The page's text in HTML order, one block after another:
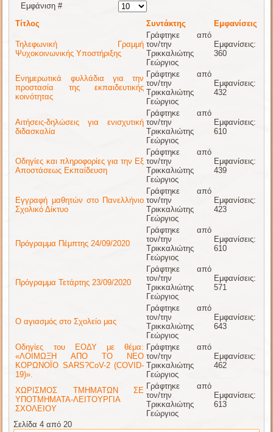
Εμφάνιση #
Τίτλος
Συντάκτης Εμφανίσεις
Τηλεφωνική Γραμμή
Ψυχοκοινωνικής Υποστήριξης
Γράφτηκε από
τον/την
Τρικκαλιώτης
Γεώργιος
Εμφανίσεις:
360
Ενημερωτικά φυλλάδια για την
προστασία της εκπαιδευτικής
κοινότητας
Γράφτηκε από
τον/την
Τρικκαλιώτης
Γεώργιος
Εμφανίσεις:
432
Αιτήσεις-δηλώσεις για ενισχυτική
διδασκαλία
Γράφτηκε από
τον/την
Τρικκαλιώτης
Γεώργιος
Εμφανίσεις:
610
Οδηγίες και πληροφορίες για την Εξ
Αποστάσεως Εκπαίδευση
Γράφτηκε από
τον/την
Τρικκαλιώτης
Γεώργιος
Εμφανίσεις:
439
Εγγραφή μαθητών στο Πανελλήνιο
Σχολικό Δίκτυο
Γράφτηκε από
τον/την
Τρικκαλιώτης
Γεώργιος
Εμφανίσεις:
423
Πρόγραμμα Πέμπτης 24/09/2020
Γράφτηκε από
τον/την
Τρικκαλιώτης
Γεώργιος
Εμφανίσεις:
610
Πρόγραμμα Τετάρτης 23/09/2020
Γράφτηκε από
τον/την
Τρικκαλιώτης
Γεώργιος
Εμφανίσεις:
571
Ο αγιασμός στο Σχολείο μας
Γράφτηκε από
τον/την
Τρικκαλιώτης
Γεώργιος
Εμφανίσεις:
643
Οδηγίες του ΕΟΔΥ με θέμα:
«ΛΟΙΜΩΞΗ ΑΠΟ ΤΟ ΝΕΟ
ΚΟΡΩΝΟΪΟ SARS?CoV-2 (COVID-
19)».
Γράφτηκε από
τον/την
Τρικκαλιώτης
Γεώργιος
Εμφανίσεις:
462
ΧΩΡΙΣΜΟΣ ΤΜΗΜΑΤΩΝ ΣΕ
ΥΠΟΤΜΗΜΑΤΑ-ΛΕΙΤΟΥΡΓΙΑ
ΣΧΟΛΕΙΟΥ
Γράφτηκε από
τον/την
Τρικκαλιώτης
Γεώργιος
Εμφανίσεις:
613
Σελίδα 4 από 20